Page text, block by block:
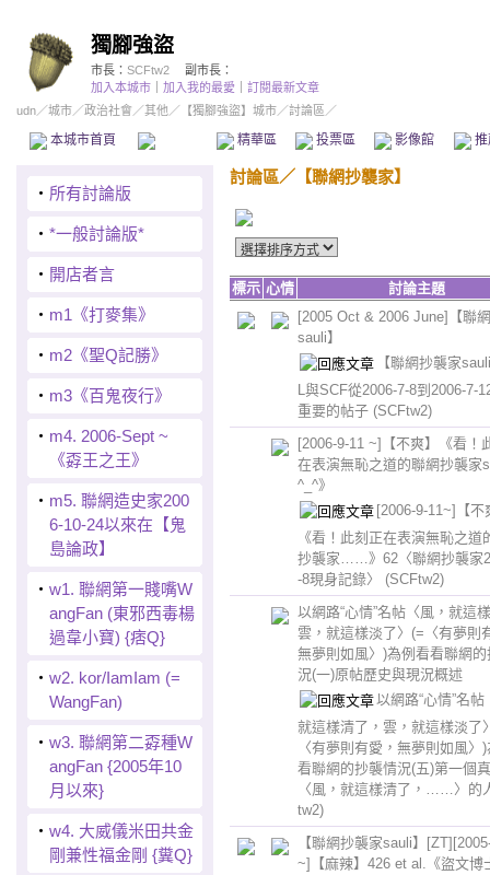
獨腳強盜
市長： SCFtw2
副市長：
加入本城市
加入我的最愛
訂閱最新文章
udn／城市／政治社會 ／其他 ／ 【獨腳強盜】城市／討論區／
本城市首頁 精華區 投票區 影像館
‧ 所有討論版
‧ *一般討論版*
‧ 開店者言
‧ m1《打麥集》
‧ m2《聖Q記勝》
‧ m3《百鬼夜行》
‧ m4. 2006-Sept ~
《孬王之王》
‧ m5. 聯網造史家200
6-10-24以來在【鬼
島論政】
‧ w1. 聯網第一賤嘴W
angFan (東邪西毒楊
過韋小寶) {痞Q}
‧ w2. kor/IamIam (=
WangFan)
‧ w3. 聯網第二孬種W
angFan {2005年10
月以來}
‧ w4. 大威儀米田共金
剛兼性福金剛 {糞Q}
討論區／ 【聯網抄襲家】
標示 心情
討論主題
[2005 Oct & 2006 June]【聯
sauli】
【聯網抄襲家
L與SCF從2006-7-8到2006-7-
重要的帖子 (SCFtw2)
[2006-9-11 ~]【不爽】《看！
在表演無恥之道的聯網抄襲家
^_^》
[2006-9-11~]【不
《看！此刻正在表演無恥之道
抄襲家……》62〈聯網抄襲家
-8現身記錄〉 (SCFtw2)
以網路“心情”名帖〈風，就這
雲，就這樣淡了〉(=〈有夢則
無夢則如風〉)為例看看聯網
況(一)原帖歷史與現況概述
以網路“心情”名帖
就這樣清了，雲，就這樣淡了
〈有夢則有愛，無夢則如風〉
看聯網的抄襲情況(五)第一個
〈風，就這樣清了，……〉的
tw2)
【聯網抄襲家sauli】
~]【麻辣】426 et al.《盜文博